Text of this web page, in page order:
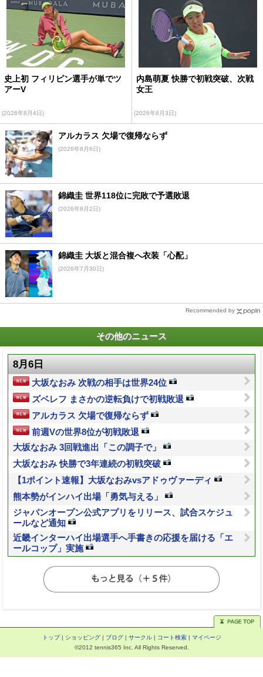
史上初 フィリピン選手が単でツ
アーV
(2026年8月4日)
内島萌夏 快勝で初戦突破、次戦
女王
(2026年8月3日)
アルカラス 欠場で復帰ならず
(2026年8月6日)
錦織圭 世界118位に完敗で予選敗退
(2026年8月2日)
錦織圭 大坂と混合複へ衣装「心配」
(2026年7月30日)
Recommended by
その他のニュース
8月6日
大坂なおみ 次戦の相手は世界24位
ズベレフ まさかの逆転負けで初戦敗退
アルカラス 欠場で復帰ならず
前週Vの世界8位が初戦敗退
大坂なおみ 3回戦進出「この調子で」
大坂なおみ 快勝で3年連続の初戦突破
【1ポイント速報】大坂なおみvsアドゥヴァーディ
熊本勢がインハイ出場「勇気与える」
ジャパンオープン公式アプリをリリース、試合スケジュ
ールなど通知
近畿インターハイ出場選手へ手書きの応援を届ける「エ
ールコップ」実施
トップ| ショッピング| ブログ| サークル| コート検索| マイページ
©2012 tennis365 Inc. All Rights Reserved.